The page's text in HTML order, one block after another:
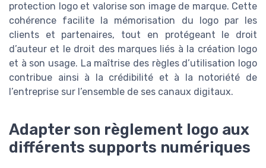
protection logo et valorise son image de marque. Cette
cohérence facilite la mémorisation du logo par les
clients et partenaires, tout en protégeant le droit
d’auteur et le droit des marques liés à la création logo
et à son usage. La maîtrise des règles d’utilisation logo
contribue ainsi à la crédibilité et à la notoriété de
l’entreprise sur l’ensemble de ses canaux digitaux.
Adapter son règlement logo aux
différents supports numériques